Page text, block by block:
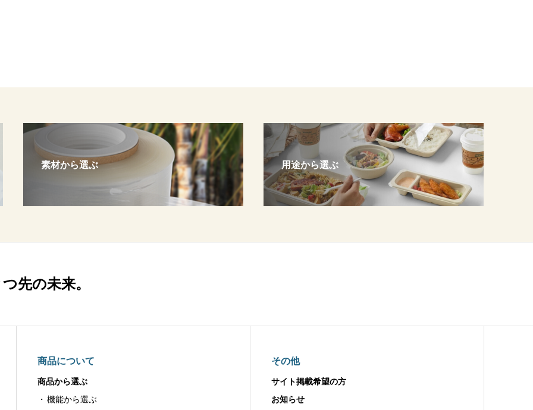
素材から選ぶ 用途から選ぶ
先の未来。
商品について
商品から選ぶ
機能から選ぶ
その他
サイト掲載希望の方
お知らせ